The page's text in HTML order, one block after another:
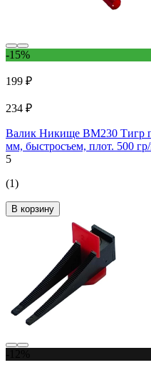
-15%
199 ₽
234 ₽
Валик Никище ВМ230 Тигр
мм, быстросъем, плот. 500
5
(1)
В корзину